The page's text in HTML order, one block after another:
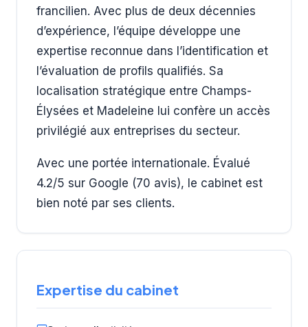
francilien. Avec plus de deux décennies
d’expérience, l’équipe développe une
expertise reconnue dans l’identification et
l’évaluation de profils qualifiés. Sa
localisation stratégique entre Champs-
Élysées et Madeleine lui confère un accès
privilégié aux entreprises du secteur.
Avec une portée internationale. Évalué
4.2/5 sur Google (70 avis), le cabinet est
bien noté par ses clients.
Expertise du cabinet